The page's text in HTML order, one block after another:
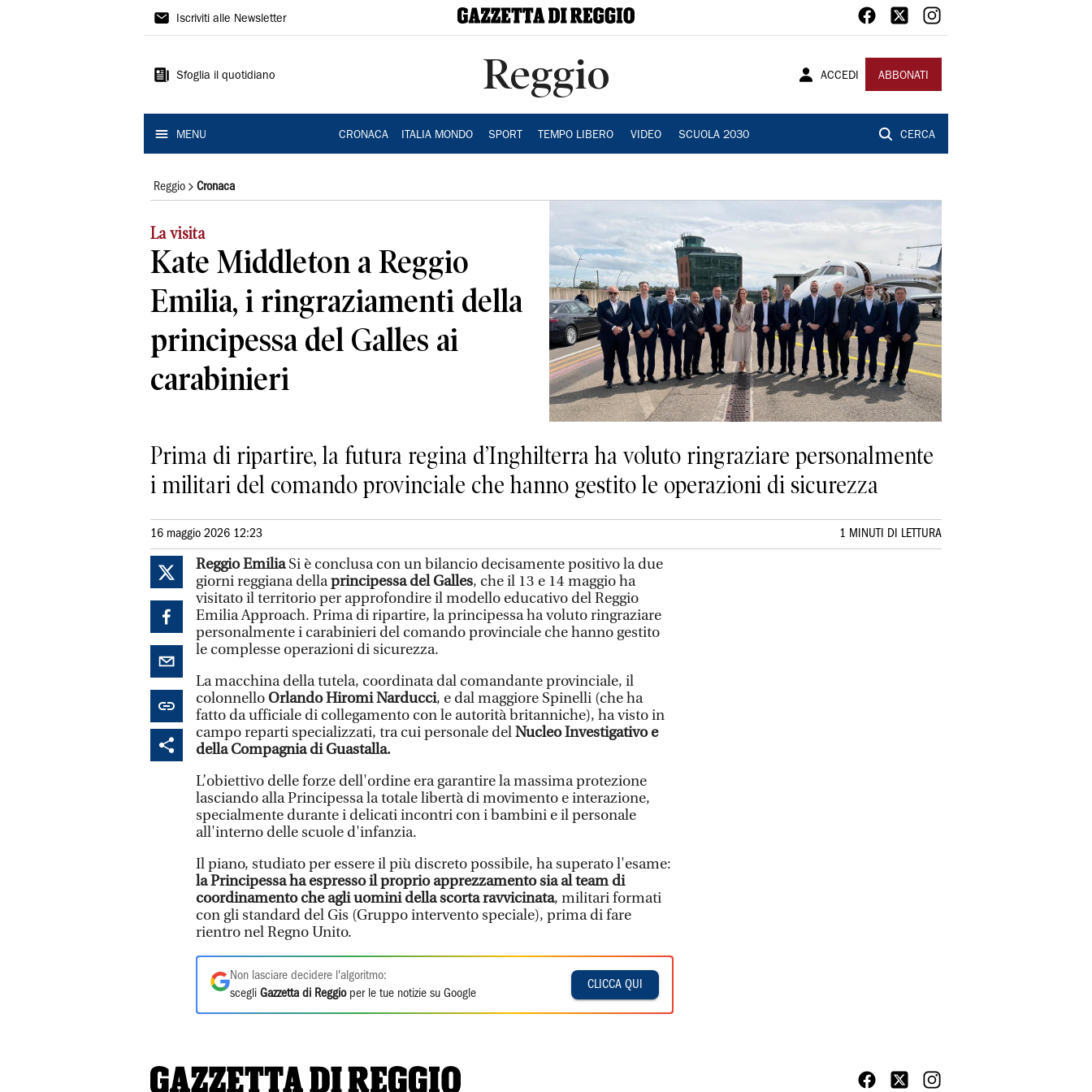
Gazzetta
Reggio
Iscriviti alle Newsletter
Sfoglia il quotidiano Reggio ACCEDI ABBONATI
MENU CRONACA ITALIA MONDO SPORT TEMPO LIBERO VIDEO SCUOLA 2030 CERCA
Reggio Cronaca
La visita
Kate Middleton a Reggio
Emilia, i ringraziamenti della
principessa del Galles ai
carabinieri
Prima di ripartire, la futura regina d’Inghilterra ha voluto ringraziare personalmente
i militari del comando provinciale che hanno gestito le operazioni di sicurezza
16 maggio 2026 12:23 1 MINUTI DI LETTURA
Reggio EmiliaSi è conclusa con un bilancio decisamente positivo la due
giorni reggiana dellaprincipessa del Galles, che il 13 e 14 maggio ha
visitato il territorio per approfondire il modello educativo del Reggio
Emilia Approach. Prima di ripartire, la principessa ha voluto ringraziare
personalmente i carabinieri del comando provinciale che hanno gestito
le complesse operazioni di sicurezza.
La macchina della tutela, coordinata dal comandante provinciale, il
colonnello Orlando Hiromi Narducci, e dal maggiore Spinelli (che ha
fatto da ufficiale di collegamento con le autorità britanniche), ha visto in
campo reparti specializzati, tra cui personale delNucleo Investigativo e
della Compagnia di Guastalla.
L’obiettivo delle forze dell'ordine era garantire la massima protezione
lasciando alla Principessa la totale libertà di movimento e interazione,
specialmente durante i delicati incontri con i bambini e il personale
all'interno delle scuole d'infanzia.
Il piano, studiato per essere il più discreto possibile, ha superato l'esame:
la Principessa ha espresso il proprio apprezzamento sia al team di
coordinamento che agli uomini della scorta ravvicinata, militari formati
con gli standard del Gis (Gruppo intervento speciale), prima di fare
rientro nel Regno Unito.
Non lasciare decidere l'algoritmo:
scegli Gazzetta di Reggioper le tue notizie su Google
CLICCA QUI